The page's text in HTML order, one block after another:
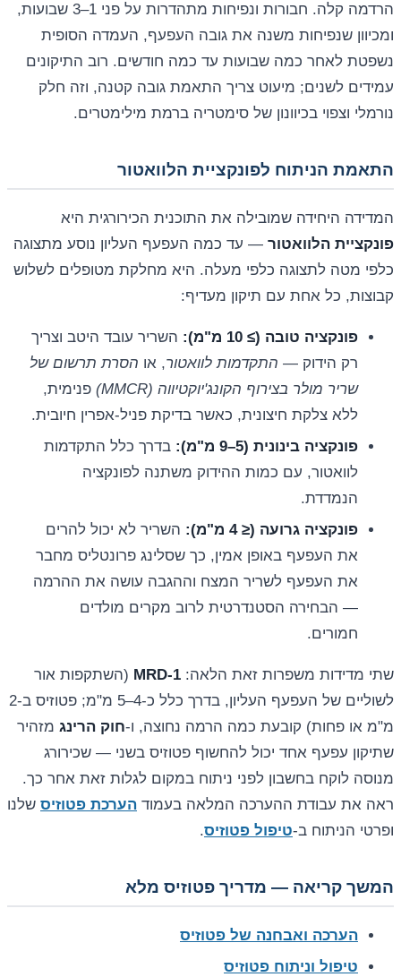
הרדמה קלה. חבורות ונפיחות מתהדרות על פני 1–3 שבועות,
ומכיוון שנפיחות משנה את גובה העפעף, העמדה הסופית
נשפטת לאחר כמה שבועות עד כמה חודשים. רוב התיקונים
עמידים לשנים; מיעוט צריך התאמת גובה קטנה, וזה חלק
נורמלי וצפוי בכיוונון של סימטריה ברמת מילימטרים.
התאמת הניתוח לפונקציית הלוואטור
המדידה היחידה שמובילה את התוכנית הכירורגית היא
פונקציית הלוואטור — עד כמה העפעף העליון נוסע מתצוגה
כלפי מטה לתצוגה כלפי מעלה. היא מחלקת מטופלים לשלוש
קבוצות, כל אחת עם תיקון מעדיף:
פונקציה טובה (≥ 10 מ"מ):
השריר עובד היטב וצריך
רק הידוק — התקדמות לוואטור, או הסרת תרשום של
שריר מולר בצירוף הקונג'יוקטיווה (MMCR)
פנימית,
ללא צלקת חיצונית, כאשר בדיקת פניל-אפרין חיובית.
פונקציה בינונית (5–9 מ"מ):
בדרך כלל התקדמות
לוואטור, עם כמות ההידוק משתנה לפונקציה
הנמדדת.
פונקציה גרועה (≤ 4 מ"מ):
השריר לא יכול להרים
את העפעף באופן אמין, כך שסלינג פרונטליס מחבר
את העפעף לשריר המצח וההגבה עושה את ההרמה
— הבחירה הסטנדרטית לרוב מקרים מולדים
חמורים.
שתי מדידות משפרות זאת הלאה: MRD-1 (השתקפות אור
לשוליים של העפעף העליון, בדרך כלל כ-4–5 מ"מ; פטוזיס ב-2
מ"מ או פחות) קובעת כמה הרמה נחוצה, ו-חוק הרינג מזהיר
שתיקון עפעף אחד יכול להחשוף פטוזיס בשני — שכירורג
מנוסה לוקח בחשבון לפני ניתוח במקום לגלות זאת אחר כך.
ראה את עבודת ההערכה המלאה בעמוד הערכת פטוזיס שלנו
ופרטי הניתוח ב-טיפול פטוזיס.
המשך קריאה — מדריך פטוזיס מלא
הערכה ואבחנה של פטוזיס
טיפול וניתוח פטוזיס